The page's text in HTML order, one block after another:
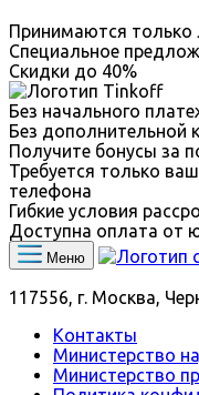
Принимаются только
Специальное
Скидки до 40%
Без начального
Без дополнительной
Получите бонусы за
Требуется только
телефона
Гибкие условия
Доступна оплата от
Меню
117556, г. Москва,
Контакты
Министерство
Министерство